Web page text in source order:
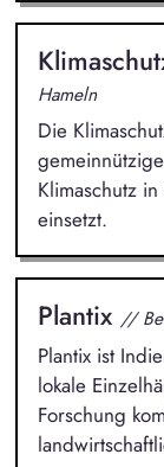
Hameln
Die
Klimaschutz
einsetzt.
Plantix //
Plantix ist
lokale
Forschung